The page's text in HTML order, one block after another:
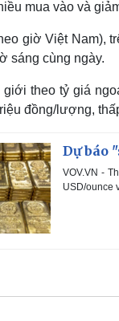
mua vào và
giờ Việt Nam),
sáng cùng ngày.
theo tỷ giá
đồng/lượng,
Dự báo
VOV.VN -
USD/ounce